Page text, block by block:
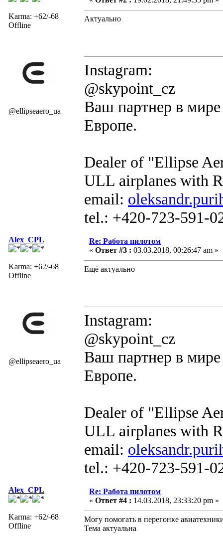
Karma: +62/-68
Offline
@ellipseaero_ua
Актуально
Instagram:
@skypoint_cz
Ваш партнер в
Европе.
Dealer of "Ellipse
ULL airplanes with
email:
tel.: +420-723-591-
Alex_CPL
Karma: +62/-68
Offline
@ellipseaero_ua
Re: Работа пилотом
« Ответ #3 : 03.03.2018, 00:26:47 am »
Ещё актуально
Instagram:
@skypoint_cz
Ваш партнер в
Европе.
Dealer of "Ellipse
ULL airplanes with
email:
tel.: +420-723-591-
Alex_CPL
Karma: +62/-68
Offline
Re: Работа пилотом
« Ответ #4 : 14.03.2018, 23:33:20 pm »
Могу помогать в перегонке
Тема актуальна